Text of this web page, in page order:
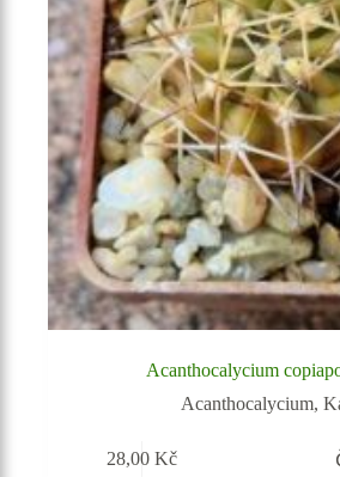
Acanthocalycium
Acanthocalycium,
28,00Kč